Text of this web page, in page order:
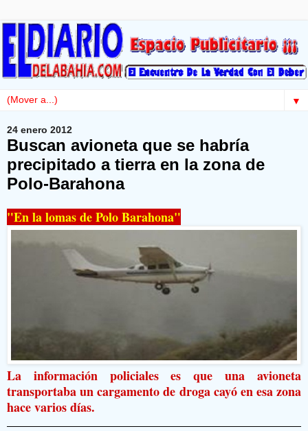
▼
24 enero 2012
Buscan avioneta que se habría
precipitado a tierra en la zona de
Polo-Barahona
"En la lomas de Polo Barahona"
La información policiales es que una avioneta
transportaba un cargamento de droga cayó en esa zona
hace varios días.